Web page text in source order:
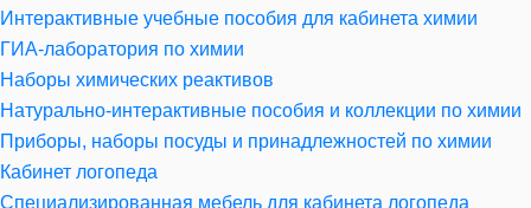
Интерактивные учебные пособия для кабинета химии
ГИА-лаборатория по химии
Наборы химических реактивов
Натурально-интерактивные пособия и коллекции по химии
Приборы, наборы посуды и принадлежностей по химии
Кабинет логопеда
Специализированная мебель для кабинета логопеда